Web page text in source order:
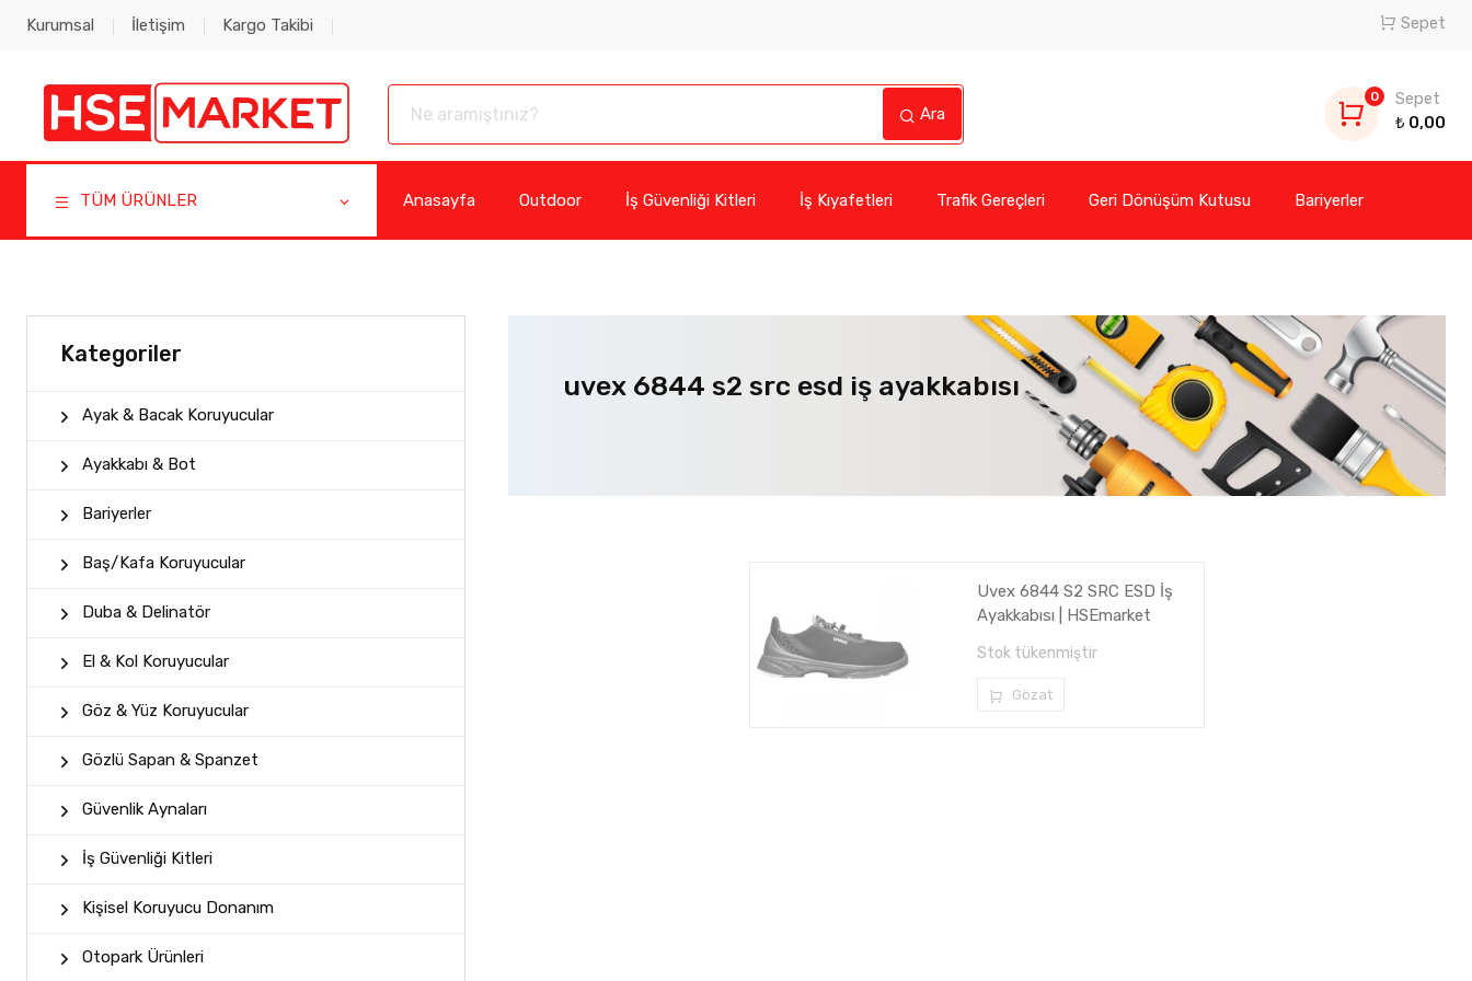
Kurumsal İletişim Kargo Takibi Sepet
Ara
0
Sepet
₺ 0,00
TÜM ÜRÜNLER Anasayfa Outdoor İş Güvenliği Kitleri İş Kıyafetleri Trafik Gereçleri Geri Dönüşüm Kutusu Bariyerler
Kategoriler
Ayak & Bacak Koruyucular
Ayakkabı & Bot
Bariyerler
Baş/Kafa Koruyucular
Duba & Delinatör
El & Kol Koruyucular
Göz & Yüz Koruyucular
Gözlü Sapan & Spanzet
Güvenlik Aynaları
İş Güvenliği Kitleri
Kişisel Koruyucu Donanım
Otopark Ürünleri
uvex 6844 s2 src esd iş ayakkabısı
Uvex 6844 S2 SRC ESD İş
Ayakkabısı | HSEmarket
Stok tükenmiştir
Gözat